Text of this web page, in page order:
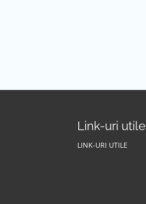
Link-uri utile
LINK-URI UTILE